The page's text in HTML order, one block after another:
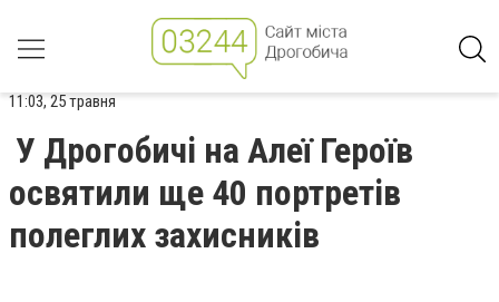
11:03, 25 травня
У Дрогобичі на Алеї Героїв
освятили ще 40 портретів
полеглих захисників